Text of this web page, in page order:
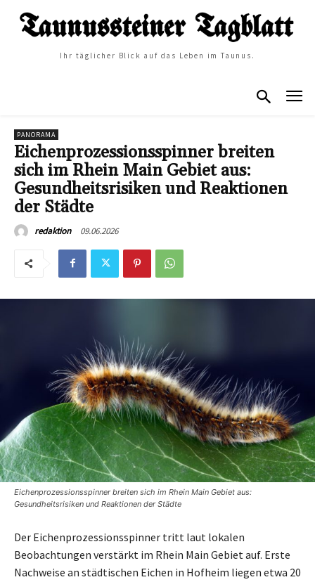
Ihr täglicher Blick auf das Leben im Taunus.
PANORAMA
Eichenprozessionsspinner breiten
sich im Rhein Main Gebiet aus:
Gesundheitsrisiken und Reaktionen
der Städte
redaktion 09.06.2026
Eichenprozessionsspinner breiten sich im Rhein Main Gebiet aus:
Gesundheitsrisiken und Reaktionen der Städte
Der Eichenprozessionsspinner tritt laut lokalen
Beobachtungen verstärkt im Rhein Main Gebiet auf. Erste
Nachweise an städtischen Eichen in Hofheim liegen etwa 20